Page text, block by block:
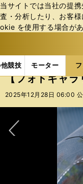
当サイトでは当社の提
査・分析したり、お客
okie を使⽤する場合が
競技 モーター
b
ス
ポ
ル
ー
バ
フォトギャラリ
【フォトギャ
2025年12月28日 06:00